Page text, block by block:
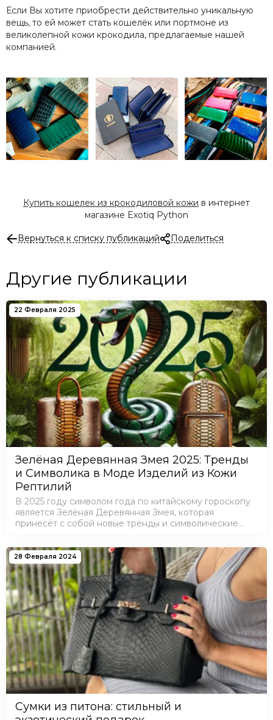
Если Вы хотите приобрести действительно уникальную
вещь, то ей может стать кошелёк или портмоне из
великолепной кожи крокодила, предлагаемые нашей
компанией.
Купить кошелек из крокодиловой кожи в интернет
магазине Exotiq Python
Вернуться к списку публикаций Поделиться
Другие публикации
22 Февраля 2025
Зелёная Деревянная Змея 2025: Тренды
и Символика в Моде Изделий из Кожи
Рептилий
В 2025 году символом года по китайскому гороскопу
является Зелёная Деревянная Змея, которая
принесёт с собой новые тренды и символические
аксессуаров. Змея олицетворяет мудрость,
элегантност…
28 Февраля 2024
Сумки из питона: стильный и